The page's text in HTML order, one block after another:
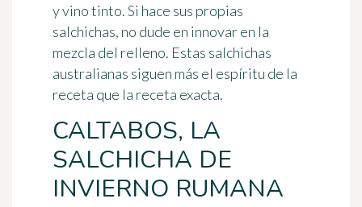
y vino tinto. Si hace sus propias
salchichas, no dude en innovar en la
mezcla del relleno. Estas salchichas
australianas siguen más el espíritu de la
receta que la receta exacta.
CALTABOS, LA
SALCHICHA DE
INVIERNO RUMANA